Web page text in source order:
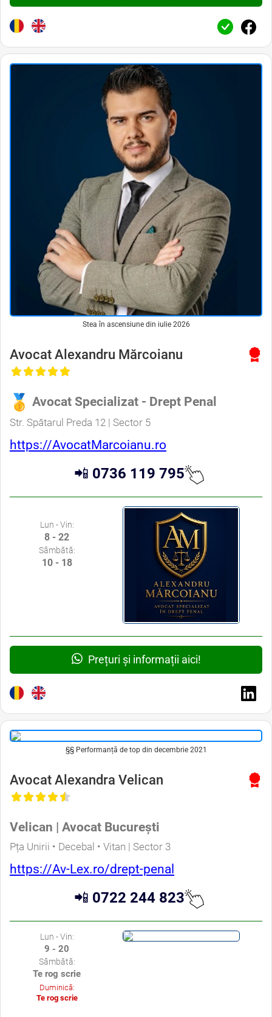
Stea în ascensiune din iulie 2026
Avocat Alexandru Mărcoianu
Avocat Specializat - Drept Penal
Str. Spătarul Preda 12 | Sector 5
https://AvocatMarcoianu.ro
📲 0736 119 795
Lun - Vin:
8 - 22
Sâmbătă:
10 - 18
Prețuri și informații aici!
§§ Performanță de top din decembrie 2021
Avocat Alexandra Velican
Velican | Avocat București
Pța Unirii • Decebal • Vitan | Sector 3
https://Av-Lex.ro/drept-penal
📲 0722 244 823
Lun - Vin:
9 - 20
Sâmbătă:
Te rog scrie
Duminică:
Te rog scrie